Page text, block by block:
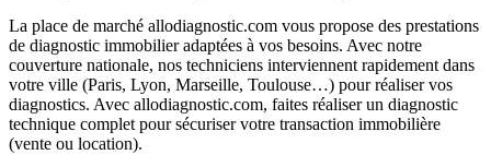
La place de marché allodiagnostic.com vous propose des prestations
de diagnostic immobilier adaptées à vos besoins. Avec notre
couverture nationale, nos techniciens interviennent rapidement dans
votre ville (Paris, Lyon, Marseille, Toulouse…) pour réaliser vos
diagnostics. Avec allodiagnostic.com, faites réaliser un diagnostic
technique complet pour sécuriser votre transaction immobilière
(vente ou location).